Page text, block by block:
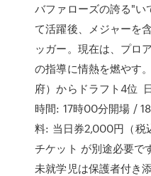
バファローズの誇る"い
て活躍後、メジャーを
ッガー。現在は、プロ
の指導に情熱を燃やす
府）からドラフト4位
時間: 17時00分開場 /
料: 当日券2,000円（
チケット が別途必要で
未就学児は保護者付き